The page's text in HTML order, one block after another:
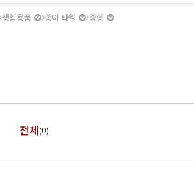
생활용품 종이 타월 중형
전체 (0)